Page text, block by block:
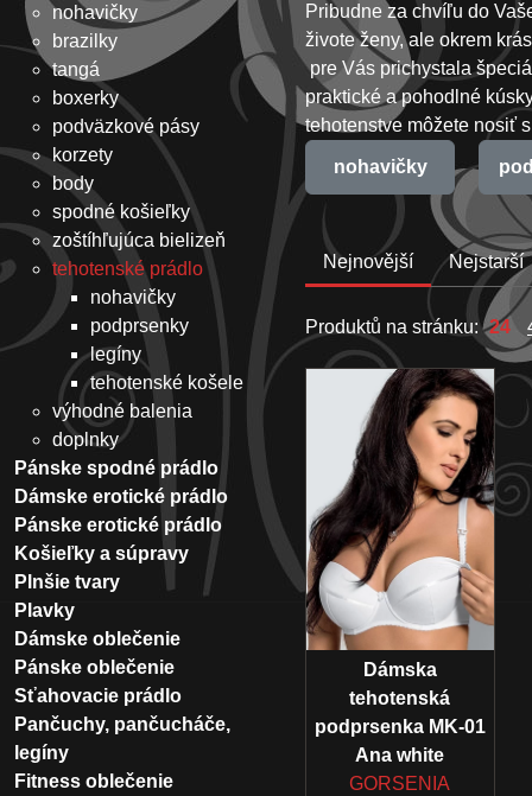
Pribudne za chvíľu do
živote ženy, ale okrem
pre Vás prichystala
praktické a pohodlné
tehotenstve môžete nosiť
nohavičky
Nejnovější Nejstarší
Produktů na stránku: 24
Dámska
tehotenská
podprsenka MK-01
Ana white
GORSENIA
nohavičky
brazilky
tangá
boxerky
podväzkové pásy
korzety
body
spodné košieľky
zoštíhľujúca bielizeň
tehotenské prádlo
nohavičky
podprsenky
legíny
tehotenské košele
výhodné balenia
doplnky
Pánske spodné prádlo
Dámske erotické prádlo
Pánske erotické prádlo
Košieľky a súpravy
Plnšie tvary
Plavky
Dámske oblečenie
Pánske oblečenie
Sťahovacie prádlo
Pančuchy, pančucháče,
legíny
Fitness oblečenie